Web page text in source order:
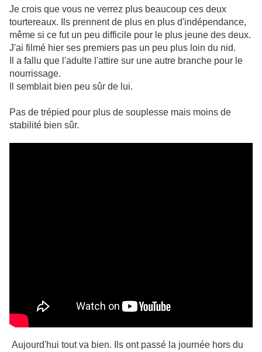
Je crois que vous ne verrez plus beaucoup ces deux
tourtereaux. Ils prennent de plus en plus d'indépendance,
même si ce fut un peu difficile pour le plus jeune des deux.
J'ai filmé hier ses premiers pas un peu plus loin du nid.
Il a fallu que l'adulte l'attire sur une autre branche pour le
nourrissage.
Il semblait bien peu sûr de lui.
Pas de trépied pour plus de souplesse mais moins de
stabilité bien sûr.
Aujourd'hui tout va bien. Ils ont passé la journée hors du